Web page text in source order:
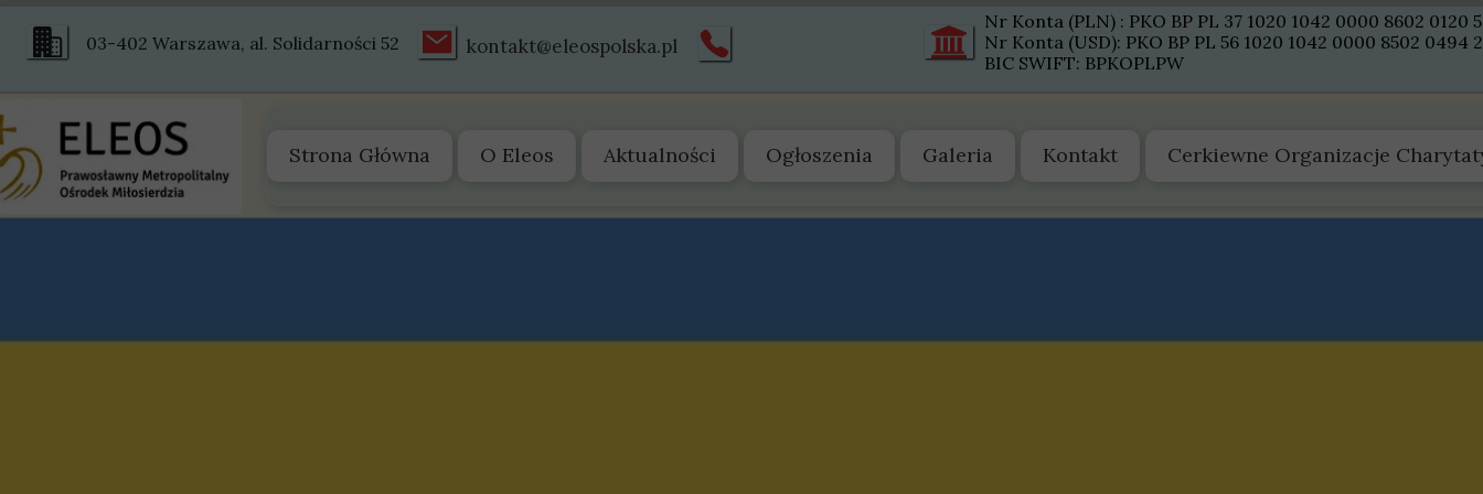
Nr Konta (PLN) : PKO BP PL 37 1020 1042 0000 8602 0120
Nr Konta (USD): PKO BP PL 56 1020 1042 0000 8502 0494
BIC SWIFT: BPKOPLPW
Strona Główna O Eleos Aktualności Ogłoszenia Galeria Kontakt Cerkiewne Organizacje
kontakt@eleospolska.pl
03-402 Warszawa, al. Solidarności 52